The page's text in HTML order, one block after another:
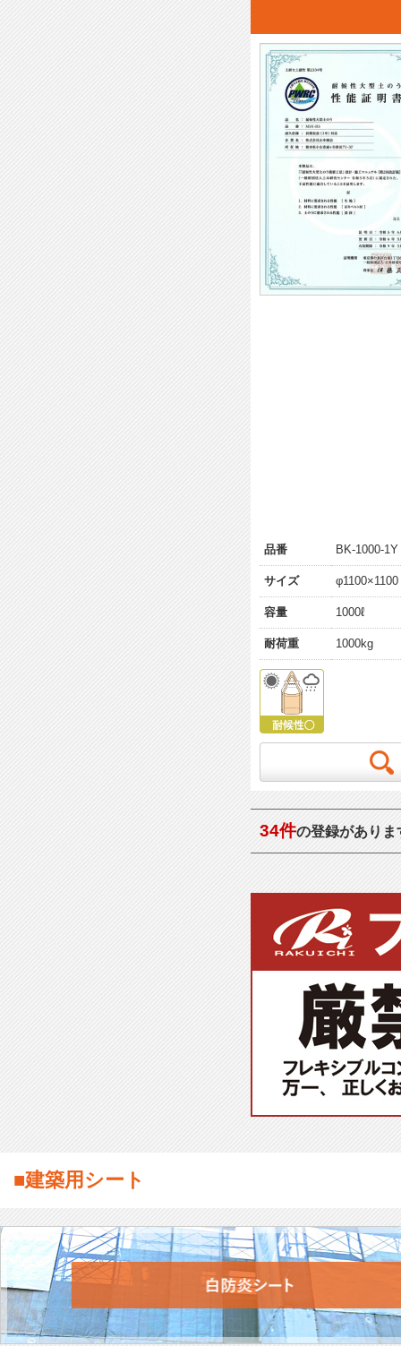
品番 BK-1000-1Y
サイズ φ1100×1100
容量 1000ℓ
耐荷重 1000kg
34件の登録がありま
■建築用シート